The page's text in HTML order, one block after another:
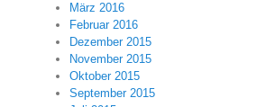
März 2016
Februar 2016
Dezember 2015
November 2015
Oktober 2015
September 2015